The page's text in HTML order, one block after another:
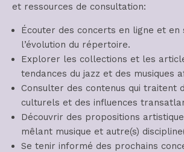
et ressources de consultation:
Écouter des concerts en ligne et en
l’évolution du répertoire.
Explorer les collections et les
tendances du jazz et des musiques
Consulter des contenus qui traitent
culturels et des influences
Découvrir des propositions
mêlant musique et autre(s)
Se tenir informé des prochains